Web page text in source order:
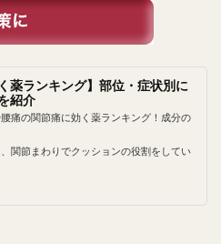
薬ランキング】部位・症状別に
紹介
痛の関節痛に効く薬ランキング！成分の
関節まわりでクッションの役割をしてい